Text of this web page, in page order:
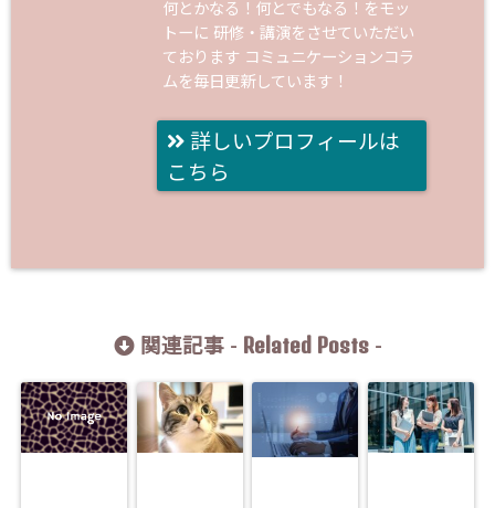
何とかなる！何とでもなる！をモッ
トーに 研修・講演をさせていただい
ております コミュニケーションコラ
ムを毎日更新しています！
詳しいプロフィールは
こちら
関連記事 - Related Posts-